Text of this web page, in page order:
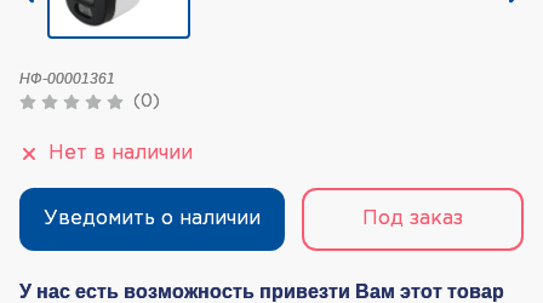
НФ-00001361
(0)
Нет в наличии
Уведомить о наличии Под заказ
У нас есть возможность привезти Вам этот товар